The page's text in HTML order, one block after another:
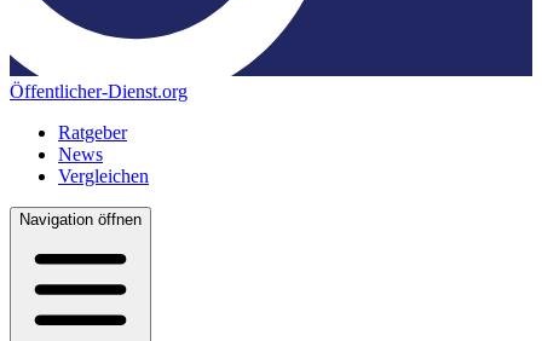
Öffentlicher-Dienst.org
Ratgeber
News
Vergleichen
Navigation öffnen